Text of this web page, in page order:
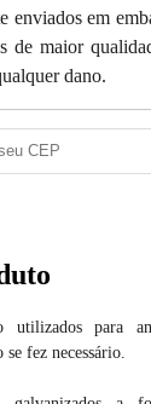
enviados em
de maior
dano.
utilizados para
se fez necessário.